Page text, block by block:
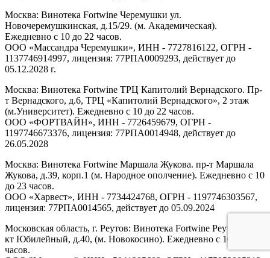
Москва: Винотека Fortwine Черемушки ул.
Новочеремушкинская, д.15/29. (м. Академическая).
Ежедневно с 10 до 22 часов.
ООО «Массандра Черемушки», ИНН - 7727816122, ОГРН -
1137746914997, лицензия: 77РПА0009293, действует до
05.12.2028 г.
Москва: Винотека Fortwine ТРЦ Капитолий Вернадского. Пр-
т Вернадского, д.6, ТРЦ «Капитолий Вернадского», 2 этаж
(м.Университет). Ежедневно с 10 до 22 часов.
ООО «ФОРТВАЙН», ИНН - 7726459679, ОГРН -
1197746673376, лицензия: 77РПА0014948, действует до
26.05.2028
Москва: Винотека Fortwine Маршала Жукова. пр-т Маршала
Жукова, д.39, корп.1 (м. Народное ополчение). Ежедневно с 10
до 23 часов.
ООО «Харвест», ИНН - 7734424768, ОГРН - 1197746303567,
лицензия: 77РПА0014565, действует до 05.09.2024
Московская область, г. Реутов: Винотека Fortwine Реутов. пр-
кт Юбилейный, д.40, (м. Новокосино). Ежедневно с 10 до 22
часов.